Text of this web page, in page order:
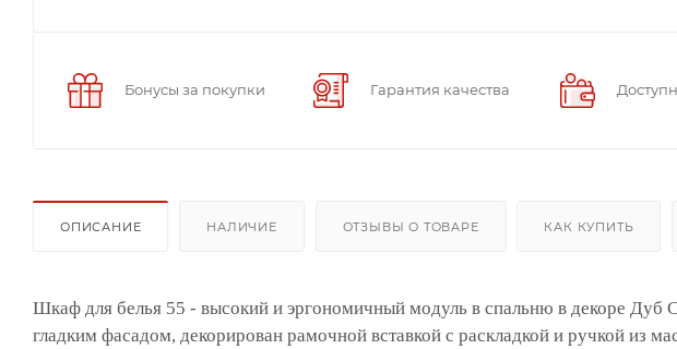
Бонусы за покупки Гарантия качества
ОПИСАНИЕ НАЛИЧИЕ ОТЗЫВЫ О ТОВАРЕ КАК КУПИТЬ
Шкаф для белья 55 - высокий и эргономичный модуль в спальню в декоре Дуб
гладким фасадом, декорирован рамочной вставкой с раскладкой и ручкой из